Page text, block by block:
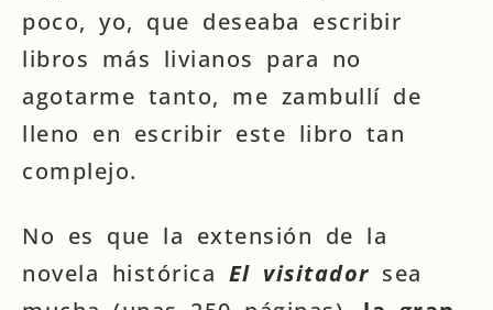
poco, yo, que deseaba escribir
libros más livianos para no
agotarme tanto, me zambullí de
lleno en escribir este libro tan
complejo.
No es que la extensión de la
novela histórica El visitador sea